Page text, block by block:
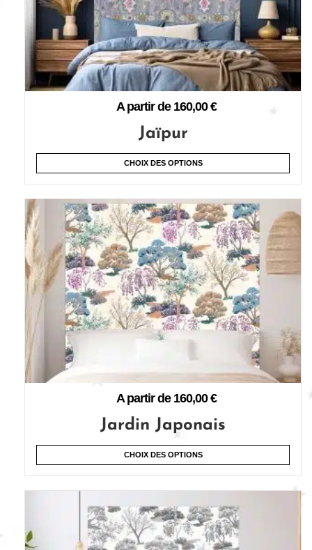
A partir de 160,00€
Jaïpur
CHOIX DES OPTIONS
A partir de 160,00€
Jardin Japonais
CHOIX DES OPTIONS